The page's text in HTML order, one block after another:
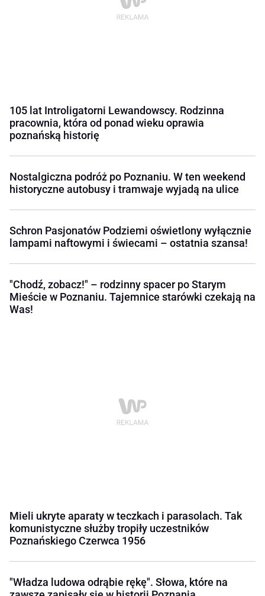
105 lat Introligatorni Lewandowscy. Rodzinna
pracownia, która od ponad wieku oprawia
poznańską historię
Nostalgiczna podróż po Poznaniu. W ten weekend
historyczne autobusy i tramwaje wyjadą na ulice
Schron Pasjonatów Podziemi oświetlony wyłącznie
lampami naftowymi i świecami – ostatnia szansa!
"Chodź, zobacz!" – rodzinny spacer po Starym
Mieście w Poznaniu. Tajemnice starówki czekają na
Was!
Mieli ukryte aparaty w teczkach i parasolach. Tak
komunistyczne służby tropiły uczestników
Poznańskiego Czerwca 1956
"Władza ludowa odrąbie rękę". Słowa, które na